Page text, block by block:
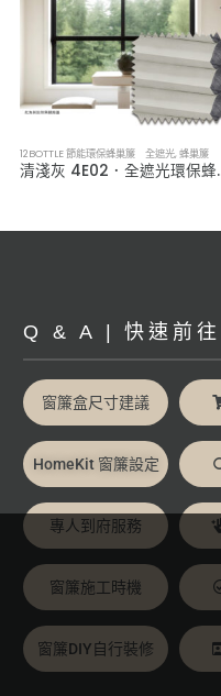
12BOTTLE 節能環保蜂巢簾 全遮光,蜂巢簾
清淺灰
Q & A | 快速前往
窗簾盒尺寸建議
HomeKit 窗簾設定
專人到府服務
窗簾施工時機
窗簾DIY自行裝修